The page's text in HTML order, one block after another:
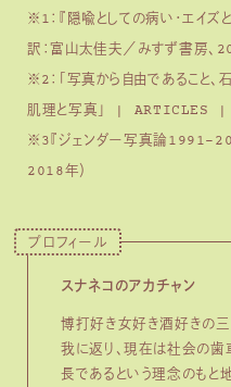
※1：『隠喩としての病い・エイズ
訳：富山太佳夫／みすず書房、
※2：「写真から自由であること
肌理と写真」 | ARTICLES |
※3『ジェンダー写真論1991-
2018年）
スナネコのアカチャン
博打好き女好き酒好きの
我に返り、現在は社会の歯
長であるという理念のもと
プロフィール